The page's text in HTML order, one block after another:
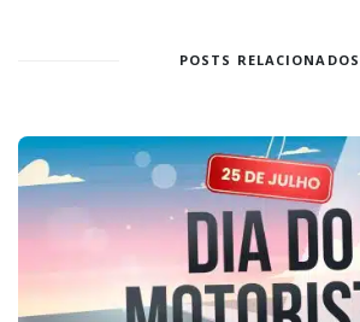
POSTS RELACIONADOS